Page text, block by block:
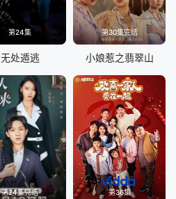
第24集
无处遁逃
第30集完结
小娘惹之翡翠山
第24集完结 第36集